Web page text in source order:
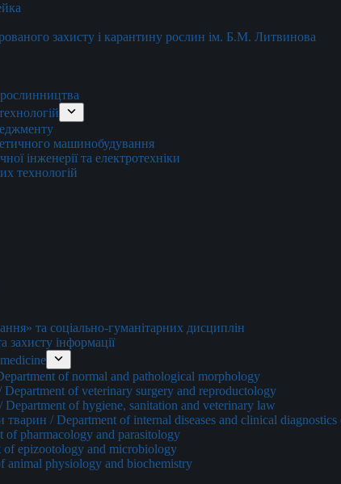
захисту і карантину рослин ім. Б.М. Литвинова
машинобудування
інженерії та електротехніки
технологій
та соціально-гуманітарних дисциплін
захисту інформації
of normal and pathological morphology
/ Department of veterinary surgery and reproductology
/ Department of hygiene, sanitation and veterinary law
тварин / Department of internal diseases and clinical
of pharmacology and parasitology
of epizootology and microbiology
animal physiology and biochemistry